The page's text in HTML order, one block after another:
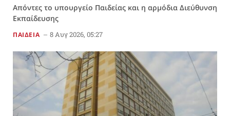
Απόντες το υπουργείο Παιδείας και η αρμόδια Διεύθυνση
Εκπαίδευσης
ΠΑΙΔΕΙΑ 8 Αυγ 2026, 05:27